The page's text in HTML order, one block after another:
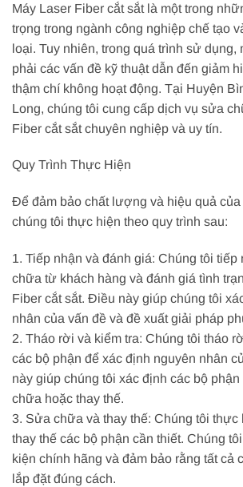
Máy Laser Fiber cắt sắt là một trong
trọng trong ngành công nghiệp chế tạo
loại. Tuy nhiên, trong quá trình sử dụng,
phải các vấn đề kỹ thuật dẫn đến giảm
thậm chí không hoạt động. Tại Huyện
Long, chúng tôi cung cấp dịch vụ sửa
Fiber cắt sắt chuyên nghiệp và uy tín.
Quy Trình Thực Hiện
Để đảm bảo chất lượng và hiệu quả
chúng tôi thực hiện theo quy trình sau:
1. Tiếp nhận và đánh giá: Chúng tôi tiếp
chữa từ khách hàng và đánh giá tình
Fiber cắt sắt. Điều này giúp chúng tôi
nhân của vấn đề và đề xuất giải pháp
2. Tháo rời và kiểm tra: Chúng tôi tháo
các bộ phận để xác định nguyên nhân
này giúp chúng tôi xác định các bộ
chữa hoặc thay thế.
3. Sửa chữa và thay thế: Chúng tôi
thay thế các bộ phận cần thiết. Chúng
kiện chính hãng và đảm bảo rằng tất cả
lắp đặt đúng cách.